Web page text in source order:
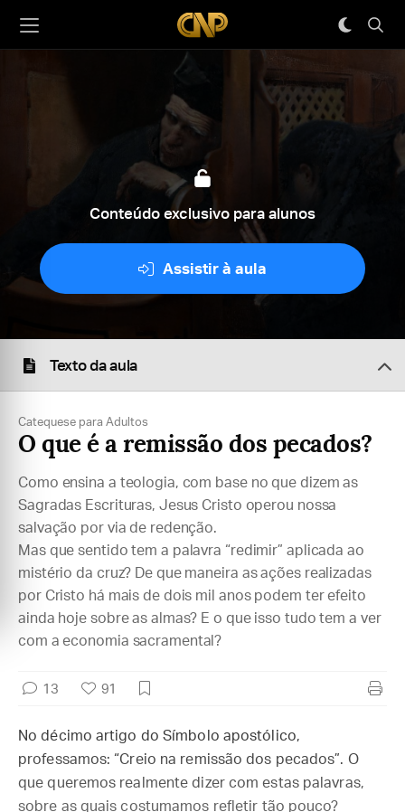
Conteúdo exclusivo para alunos
Assistir à aula
Texto da aula
Catequese para Adultos
O que é a remissão dos pecados?
Como ensina a teologia, com base no que dizem as
Sagradas Escrituras, Jesus Cristo operou nossa
salvação por via de redenção.
Mas que sentido tem a palavra “redimir” aplicada ao
mistério da cruz? De que maneira as ações realizadas
por Cristo há mais de dois mil anos podem ter efeito
ainda hoje sobre as almas? E o que isso tudo tem a ver
com a economia sacramental?
13 91
No décimo artigo do Símbolo apostólico,
professamos: “Creio na remissão dos pecados”. O
que queremos realmente dizer com estas palavras,
sobre as quais costumamos refletir tão pouco?